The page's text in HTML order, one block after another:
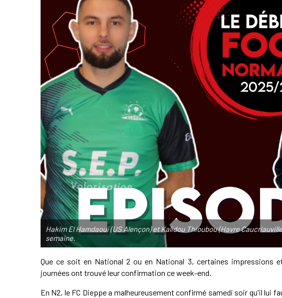
Hakim El Hamdaoui (US Alençon) et Kalidou Thioubou (Havre
semaine.
Que ce soit en National 2 ou en National 3, certaines impressions
journées ont trouvé leur confirmation ce week-end.
En N2, le FC Dieppe a malheureusement confirmé samedi soir qu'il lui